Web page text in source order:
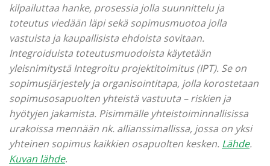
kilpailuttaa hanke, prosessia jolla suunnittelu ja
toteutus viedään läpi sekä sopimusmuotoa jolla
vastuista ja kaupallisista ehdoista sovitaan.
Integroiduista toteutusmuodoista käytetään
yleisnimitystä Integroitu projektitoimitus (IPT). Se on
sopimusjärjestely ja organisointitapa, jolla korostetaan
sopimusosapuolten yhteistä vastuuta – riskien ja
hyötyjen jakamista. Pisimmälle yhteistoiminnallisissa
urakoissa mennään nk. allianssimallissa, jossa on yksi
yhteinen sopimus kaikkien osapuolten kesken. Lähde.
Kuvan lähde.